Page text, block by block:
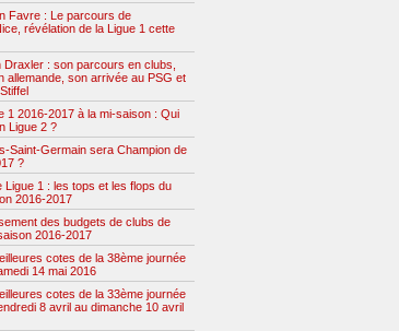
Favre : Le parcours de
révélation de la Ligue 1 cette
Draxler : son parcours en clubs,
allemande, son arrivée au PSG et
1 2016-2017 à la mi-saison : Qui
Ligue 2 ?
Saint-Germain sera Champion de
?
Ligue 1 : les tops et les flops du
2016-2017
des budgets de clubs de
2016-2017
cotes de la 38ème journée
14 mai 2016
cotes de la 33ème journée
8 avril au dimanche 10 avril